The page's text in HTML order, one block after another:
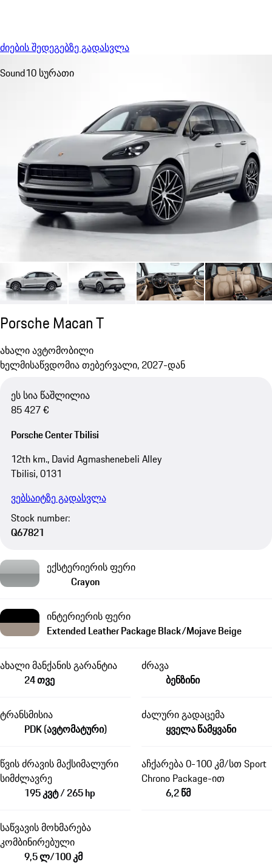
ძიების შედეგებზე გადასვლა
Sound10 სურათი
Porsche Macan T
ახალი ავტომობილი
ხელმისაწვდომია თებერვალი, 2027-დან
ეს სია წაშლილია
85 427 €
Porsche Center Tbilisi
12th km., David Agmashenebeli Alley
Tbilisi, 0131
ვებსაიტზე გადასვლა
Stock number:
Q67821
ექსტერიერის ფერი
Crayon
ინტერიერის ფერი
Extended Leather Package Black/Mojave Beige
ახალი მანქანის გარანტია
24 თვე
ძრავა
ბენზინი
ტრანსმისია
PDK (ავტომატური)
ძალური გადაცემა
ყველა წამყვანი
წვის ძრავის მაქსიმალური
სიმძლავრე
195 კვტ / 265 hp
აჩქარება 0-100 კმ/სთ Sport
Chrono Package-ით
6,2 წმ
საწვავის მოხმარება
კომბინირებული
9,5 ლ/100 კმ